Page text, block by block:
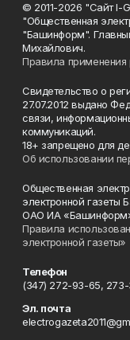
© 2011-2026 "Сайт I-
"Общественная
"Башинформ".
Михайлович.
Правила применения
Свидетельство о
27.07.2012 выдано
связи,
коммуникаций.
18+ запрещено для
Об использовании
Общественная
электронной газеты
ОАО ИА «Башинформ»
Правила
электронной газеты»
Телефон
(347) 272-93-65,
Эл. почта